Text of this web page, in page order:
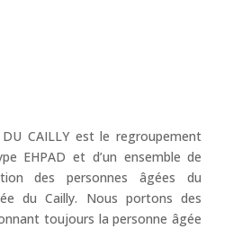
DU CAILLY est le regroupement
EHPAD et d’un ensemble de
des personnes âgées du
du Cailly. Nous portons des
toujours la personne âgée